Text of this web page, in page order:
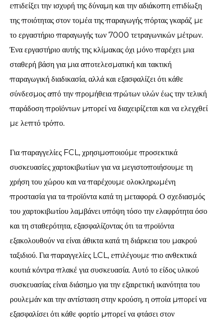
επιδείξει την ισχυρή της δύναμη και την αδιάκοπη επιδίωξη
της ποιότητας στον τομέα της παραγωγής πόρτας γκαράζ με
το εργαστήριο παραγωγής των 7000 τετραγωνικών μέτρων.
Ένα εργαστήριο αυτής της κλίμακας όχι μόνο παρέχει μια
σταθερή βάση για μια αποτελεσματική και τακτική
παραγωγική διαδικασία, αλλά και εξασφαλίζει ότι κάθε
σύνδεσμος από την προμήθεια πρώτων υλών έως την τελική
παράδοση προϊόντων μπορεί να διαχειρίζεται και να ελεγχθεί
με λεπτό τρόπο.
Για παραγγελίες FCL, χρησιμοποιούμε προσεκτικά
συσκευασίες χαρτοκιβωτίων για να μεγιστοποιήσουμε τη
χρήση του χώρου και να παρέχουμε ολοκληρωμένη
προστασία για τα προϊόντα κατά τη μεταφορά. Ο σχεδιασμός
του χαρτοκιβωτίου λαμβάνει υπόψη τόσο την ελαφρότητα όσο
και τη σταθερότητα, εξασφαλίζοντας ότι τα προϊόντα
εξακολουθούν να είναι άθικτα κατά τη διάρκεια του μακρού
ταξιδιού. Για παραγγελίες LCL, επιλέγουμε πιο ανθεκτικά
κουτιά κόντρα πλακέ για συσκευασία. Αυτό το είδος υλικού
συσκευασίας είναι διάσημο για την εξαιρετική ικανότητα του
ρουλεμάν και την αντίσταση στην κρούση, η οποία μπορεί να
εξασφαλίσει ότι κάθε φορτίο μπορεί να φτάσει στον